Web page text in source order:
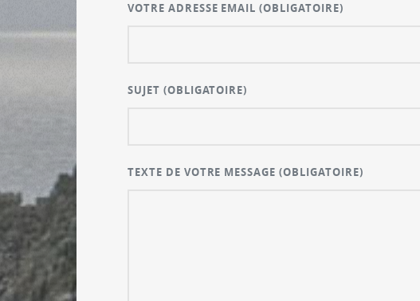
VOTRE ADRESSE EMAIL(OBLIGATOIRE)
SUJET (OBLIGATOIRE)
TEXTE DE VOTRE MESSAGE(OBLIGATOIRE)